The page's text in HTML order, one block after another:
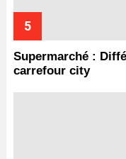
Supermarché :
carrefour city